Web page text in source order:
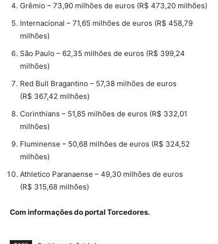
Grêmio – 73,90 milhões de euros (R$ 473,20 milhões)
Internacional – 71,65 milhões de euros (R$ 458,79
milhões)
São Paulo – 62,35 milhões de euros (R$ 399,24
milhões)
Red Bull Bragantino – 57,38 milhões de euros
(R$ 367,42 milhões)
Corinthians – 51,85 milhões de euros (R$ 332,01
milhões)
Fluminense – 50,68 milhões de euros (R$ 324,52
milhões)
Athletico Paranaense – 49,30 milhões de euros
(R$ 315,68 milhões)
Com informações do portal Torcedores.